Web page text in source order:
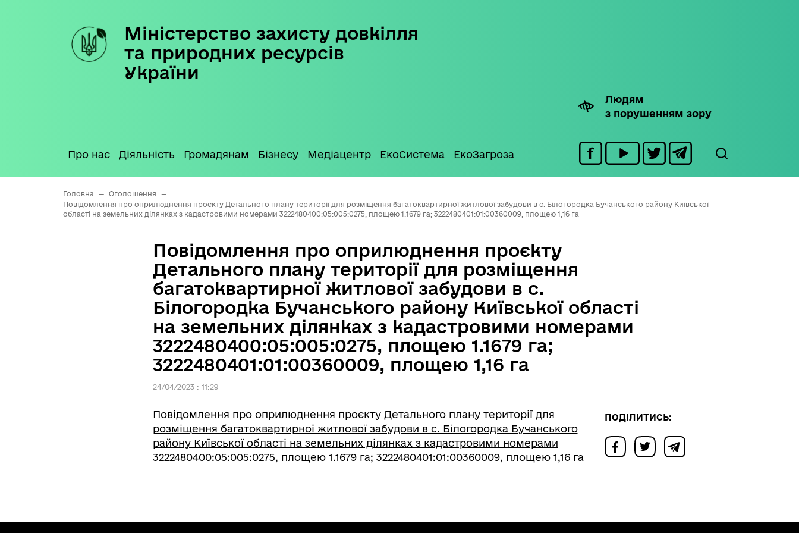
Міністерство захисту довкілля
та природних ресурсів
України
Людям
з порушенням зору
Про нас Діяльність Громадянам Бізнесу Медіацентр ЕкоСистема ЕкоЗагроза
Головна — Оголошення
—
Повідомлення про оприлюднення проєкту Детального плану території для розміщення багатоквартирної житлової забудови в с. Білогородка Бучанського району Київської
області на земельних ділянках з кадастровими номерами 3222480400:05:005:0275, площею 1.1679 га; 3222480401:01:00360009, площею 1,16 га
Повідомлення про оприлюднення проєкту
Детального плану території для розміщення
багатоквартирної житлової забудови в с.
Білогородка Бучанського району Київської області
на земельних ділянках з кадастровими номерами
3222480400:05:005:0275, площею 1.1679 га;
3222480401:01:00360009, площею 1,16 га
24/04/2023 : 11:29
Повідомлення про оприлюднення проєкту Детального плану території для
розміщення багатоквартирної житлової забудови в с. Білогородка Бучанського
району Київської області на земельних ділянках з кадастровими номерами
3222480400:05:005:0275, площею 1.1679 га; 3222480401:01:00360009, площею 1,16 га
ПОДІЛИТИСЬ: